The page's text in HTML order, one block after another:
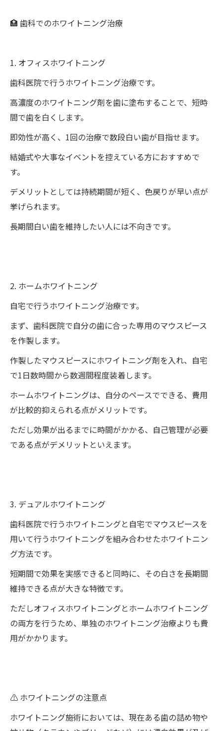
🏥 歯科でのホワイトニング治療
1. オフィスホワイトニング
歯科医院で行うホワイトニング治療です。
高濃度のホワイトニング剤を歯に塗布することで、短時
間で歯を白くします。
即効性が高く、1回の治療で数段白い歯が目指せます。
結婚式や大事なイベントを控えている方におすすめで
す。
デメリットとしては持続期間が短く、色戻りが早い点が
挙げられます。
長期間白い歯を維持したい人には不向きです。
2. ホームホワイトニング
自宅で行うホワイトニング治療です。
まず、歯科医院で自分の歯に合った専用のマウスピース
を作製します。
作製したマウスピースにホワイトニング剤を入れ、自宅
で1日数時間から数週間程度装着します。
ホームホワイトニングは、自分のペースでできる、費用
が比較的抑えられる点がメリットです。
ただし効果が出るまでに時間がかかる、自己管理が必要
である点がデメリットといえます。
3. デュアルホワイトニング
歯科医院で行うホワイトニングと自宅でマウスピースを
用いて行うホワイトニングを組み合わせたホワイトニン
グ方法です。
短期間で効果を実感できると同時に、その白さを長期間
維持できる点が大きな特徴です。
ただしオフィスホワイトニングとホームホワイトニング
の両方を行うため、単独のホワイトニング治療よりも費
用がかかります。
⚠️ ホワイトニングの注意点
ホワイトニング施術においては、現在ある歯の詰め物や